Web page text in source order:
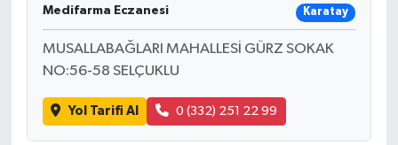
Medifarma Eczanesi Karatay
MUSALLABAĞLARI MAHALLESİ GÜRZ SOKAK
NO:56-58 SELÇUKLU
Yol Tarifi Al 0 (332) 251 22 99